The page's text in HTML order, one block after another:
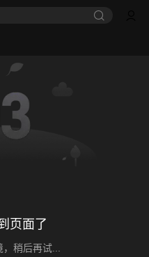
页面了
稍后再试...